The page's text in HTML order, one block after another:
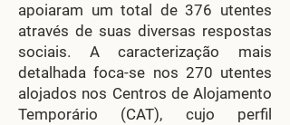
apoiaram um total de 376 utentes
através de suas diversas respostas
sociais. A caracterização mais
detalhada foca-se nos 270 utentes
alojados nos Centros de Alojamento
Temporário (CAT), cujo perfil